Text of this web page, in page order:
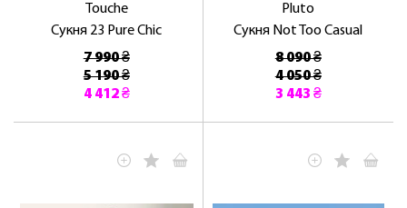
Touche
Сукня 23 Pure Chic
7 990 ₴
5 190 ₴
4 412 ₴
Pluto
Сукня Not Too Casual
8 090 ₴
4 050 ₴
3 443 ₴